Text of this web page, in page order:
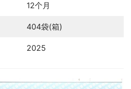
12个月
404袋(箱)
2025